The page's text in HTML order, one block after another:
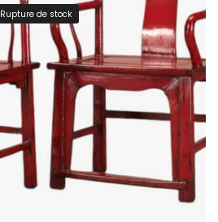
Rupture de stock